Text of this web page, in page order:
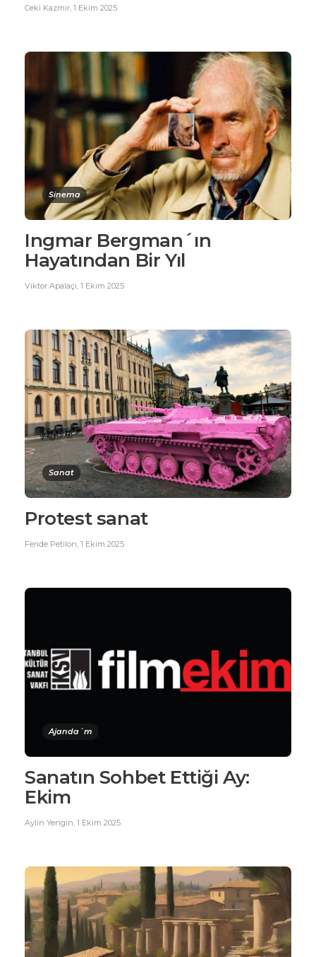
Ceki Kazmir, 1 Ekim 2025
Sinema
Ingmar Bergman´ın
Hayatından Bir Yıl
Viktor Apalaçi, 1 Ekim 2025
Sanat
Protest sanat
Feride Petilon, 1 Ekim 2025
Ajanda´m
Sanatın Sohbet Ettiği Ay:
Ekim
Aylin Yengin 1 Ekim 2025